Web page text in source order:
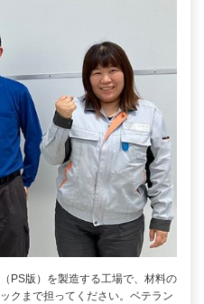
PS版）を製造する工場で、材料の
クまで担ってください。ベテラン